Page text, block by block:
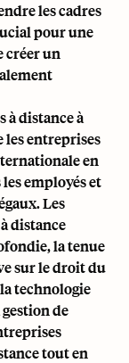
les cadres
pour une
créer un
à distance à
entreprises
en
les employés et
Les
distance
la tenue
sur le droit du
technologie
de
tout en